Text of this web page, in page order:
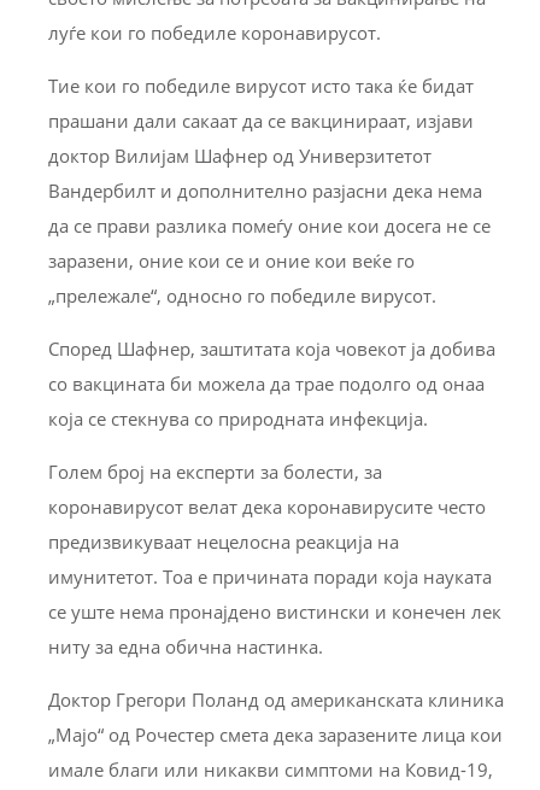
луѓе кои го победиле коронавирусот.
Тие кои го победиле вирусот исто така ќе бидат
прашани дали сакаат да се вакцинираат, изјави
доктор Вилијам Шафнер од Универзитетот
Вандербилт и дополнително разјасни дека нема
да се прави разлика помеѓу оние кои досега не се
заразени, оние кои се и оние кои веќе го
„прележале“, односно го победиле вирусот.
Според Шафнер, заштитата која човекот ја добива
со вакцината би можела да трае подолго од онаа
која се стекнува со природната инфекција.
Голем број на експерти за болести, за
коронавирусот велат дека коронавирусите често
предизвикуваат нецелосна реакција на
имунитетот. Тоа е причината поради која науката
се уште нема пронајдено вистински и конечен лек
ниту за една обична настинка.
Доктор Грегори Поланд од американската клиника
„Мајо“ од Рочестер смета дека заразените лица кои
имале благи или никакви симптоми на Ковид-19,